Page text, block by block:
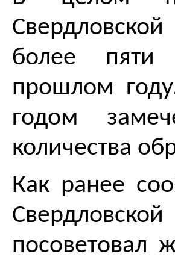
более
прошлом
годом
количества
Как ранее
посоветовал